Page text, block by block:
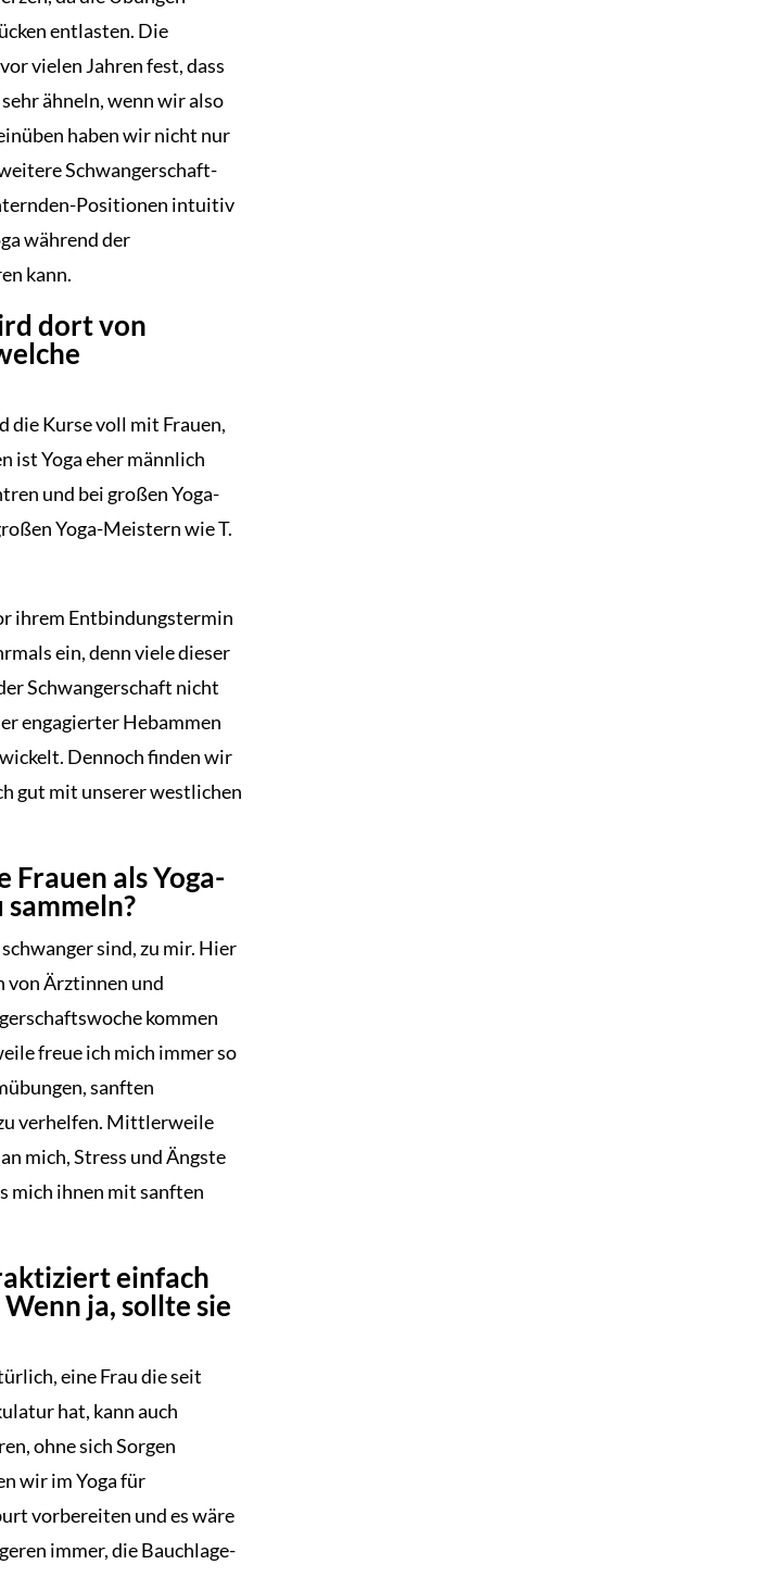
entlasten. Die
vielen Jahren fest, dass
ähneln, wenn wir also
haben wir nicht nur
Schwangerschaft-
Positionen intuitiv
während der
kann.
dort von
die Kurse voll mit Frauen,
ist Yoga eher männlich
und bei großen Yoga-
Yoga-Meistern wie T.
ihrem Entbindungstermin
ein, denn viele dieser
Schwangerschaft nicht
engagierter Hebammen
Dennoch finden wir
gut mit unserer westlichen
Frauen als Yoga-
sind, zu mir. Hier
von Ärztinnen und
kommen
freue ich mich immer so
sanften
verhelfen. Mittlerweile
mich, Stress und Ängste
mich ihnen mit sanften
einfach
ja, sollte sie
eine Frau die seit
hat, kann auch
ohne sich Sorgen
wir im Yoga für
vorbereiten und es wäre
immer, die Bauchlage-